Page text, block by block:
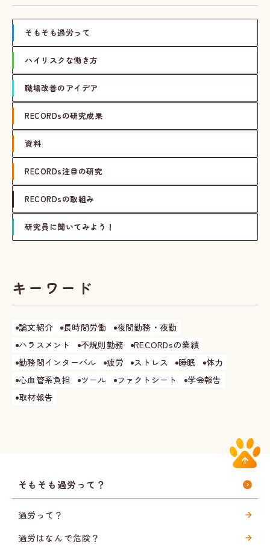
そもそも過労って
ハイリスクな働き方
職場改善のアイデア
RECORDsの研究成果
資料
RECORDs注目の研究
RECORDsの取組み
研究員に聞いてみよう！
キーワード
論文紹介 長時間労働
夜間勤務・夜勤
ハラスメント
不規則勤務
RECORDsの業績
勤務間インターバル
疲労 ストレス 睡眠
体力
心血管系負担
ツール ファクトシート
学会報告
取材報告
そもそも過労って？
過労って？
過労はなんで危険？